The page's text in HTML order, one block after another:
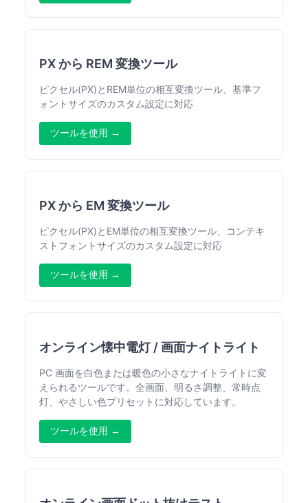
PX から REM 変換ツール
ピクセル(PX)とREM単位の相互変換ツール、基準フ
ォントサイズのカスタム設定に対応
ツールを使用 →
PX から EM 変換ツール
ピクセル(PX)とEM単位の相互変換ツール、コンテキ
ストフォントサイズのカスタム設定に対応
ツールを使用 →
オンライン懐中電灯 / 画面ナイトライト
PC 画面を白色または暖色の小さなナイトライトに変
えられるツールです。全画面、明るさ調整、常時点
灯、やさしい色プリセットに対応しています。
ツールを使用 →